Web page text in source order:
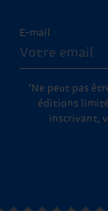
E-mail
*Ne peut pas
éditions
inscrivant,